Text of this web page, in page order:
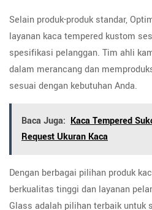
Selain produk-produk standar,
layanan kaca tempered kustom
spesifikasi pelanggan. Tim ahli
dalam merancang dan
sesuai dengan kebutuhan Anda.
Baca Juga: Kaca Tempered
Request Ukuran Kaca
Dengan berbagai pilihan produk
berkualitas tinggi dan layanan
Glass adalah pilihan terbaik untuk